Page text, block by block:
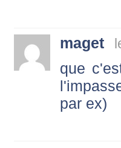
maget
que
par ex)